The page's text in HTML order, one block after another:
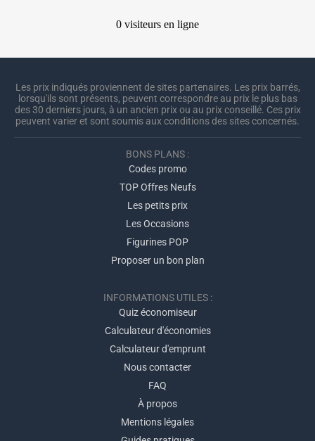
Les prix indiqués proviennent de sites partenaires. Les prix barrés,
lorsqu'ils sont présents, peuvent correspondre au prix le plus bas
des 30 derniers jours, à un ancien prix ou au prix conseillé. Ces prix
peuvent varier et sont soumis aux conditions des sites concernés.
BONS PLANS :
Codes promo
TOP Offres Neufs
Les petits prix
Les Occasions
Figurines POP
Proposer un bon plan
INFORMATIONS UTILES :
Quiz économiseur
Calculateur d'économies
Calculateur d'emprunt
Nous contacter
FAQ
À propos
Mentions légales